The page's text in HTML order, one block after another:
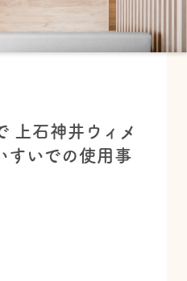
上石神井ウィメ
すいでの使用事